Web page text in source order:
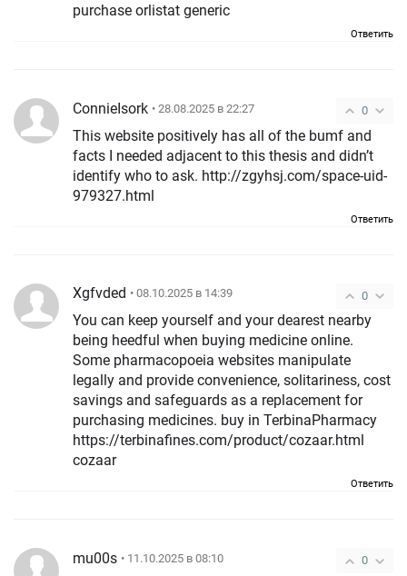
purchase orlistat generic
Ответить
0
ConnieIsork • 28.08.2025 в 22:27
This website positively has all of the bumf and
facts I needed adjacent to this thesis and didn’t
identify who to ask. http://zgyhsj.com/space-uid-
979327.html
Ответить
0
Xgfvded • 08.10.2025 в 14:39
You can keep yourself and your dearest nearby
being heedful when buying medicine online.
Some pharmacopoeia websites manipulate
legally and provide convenience, solitariness, cost
savings and safeguards as a replacement for
purchasing medicines. buy in TerbinaPharmacy
https://terbinafines.com/product/cozaar.html
cozaar
Ответить
0
mu00s • 11.10.2025 в 08:10